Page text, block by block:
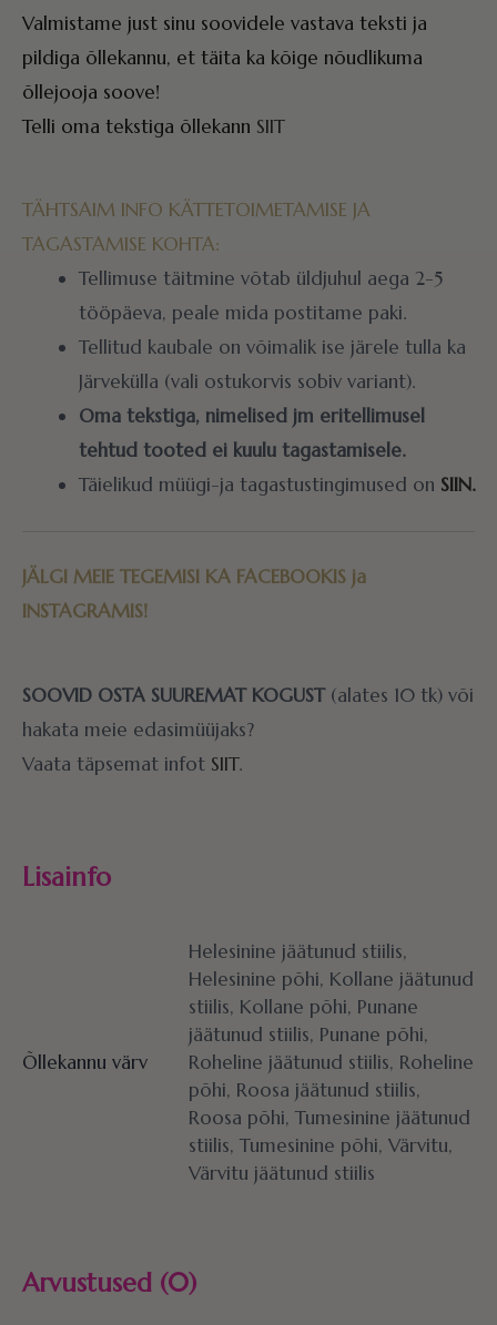
Valmistame just sinu soovidele vastava teksti ja
pildiga õllekannu, et täita ka kõige nõudlikuma
õllejooja soove!
Telli oma tekstiga õllekann SIIT
TÄHTSAIM INFO KÄTTETOIMETAMISE JA
TAGASTAMISE KOHTA:
Tellimuse täitmine võtab üldjuhul aega 2-5
tööpäeva, peale mida postitame paki.
Tellitud kaubale on võimalik ise järele tulla ka
Järvekülla (vali ostukorvis sobiv variant).
Oma tekstiga, nimelised jm eritellimusel
tehtud tooted ei kuulu tagastamisele.
Täielikud müügi-ja tagastustingimused on SIIN.
JÄLGI MEIE TEGEMISI KA FACEBOOKIS ja
INSTAGRAMIS!
SOOVID OSTA SUUREMAT KOGUST(alates 10 tk) või
hakata meie edasimüüjaks?
Vaata täpsemat infot SIIT.
Lisainfo
Õllekannu värv
Helesinine jäätunud stiilis,
Helesinine põhi, Kollane jäätunud
stiilis, Kollane põhi, Punane
jäätunud stiilis, Punane põhi,
Roheline jäätunud stiilis, Roheline
põhi, Roosa jäätunud stiilis,
Roosa põhi, Tumesinine jäätunud
stiilis, Tumesinine põhi, Värvitu,
Värvitu jäätunud stiilis
Arvustused (0)